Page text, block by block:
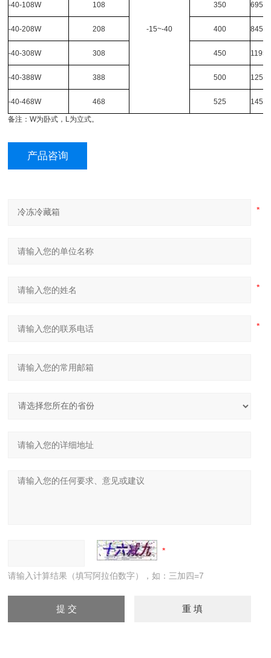
-15~-40
-40-108W 108 350
-40-208W 208 400
-40-308W 308 450
-40-388W 388 500
-40-468W 468 525
备注：W为卧式， L为立式。
产品咨询
请输入计算结果（填写阿拉伯数字），如：三加四=7